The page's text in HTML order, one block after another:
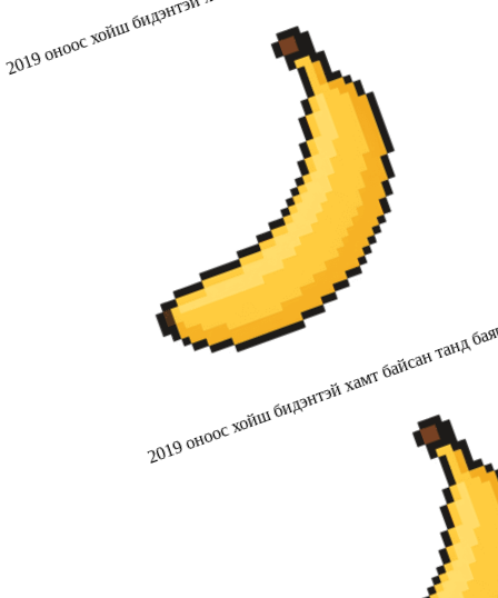
2019 оноос хойш бидэнтэй хамт байсан